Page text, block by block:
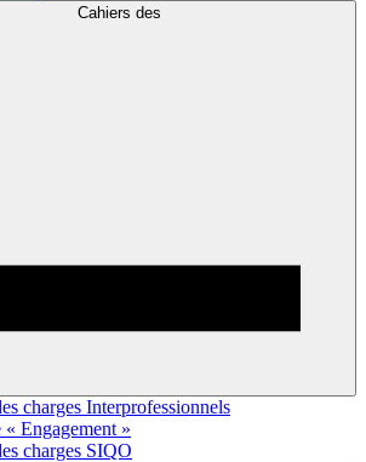
Cahiers des
charges Interprofessionnels
Engagement »
charges SIQO